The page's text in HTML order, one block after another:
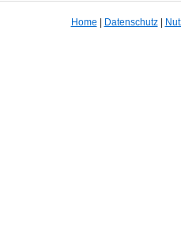
Home Datenschutz|